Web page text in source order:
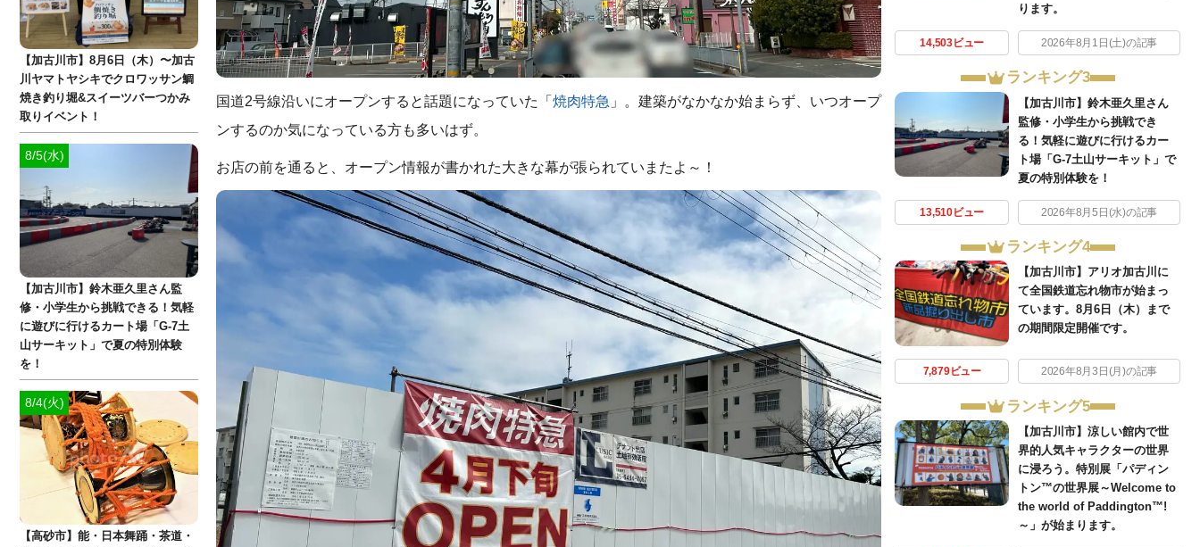
国道2号線沿いにオープンすると話題になっていた「焼肉特急 」。建築がなかなか始まらず、いつオープ
ンするのか気になっている方も多いはず。
お店の前を通ると、オープン情報が書かれた大きな幕が張られていまたよ～！
ります。
14,503ビュー 2026年8月1日(土)の記事
ランキング3
【加古川市】鈴木亜久里さん
監修・小学生から挑戦でき
る！気軽に遊びに行けるカー
ト場「G-7土山サーキット」で
夏の特別体験を！
13,510ビュー 2026年8月5日(水)の記事
ランキング4
【加古川市】アリオ加古川に
て全国鉄道忘れ物市が始まっ
ています。8月6日（木）まで
の期間限定開催です。
7,879ビュー 2026年8月3日(月)の記事
ランキング5
【加古川市】涼しい館内で世
界的人気キャラクターの世界
に浸ろう。特別展「パディン
トン™の世界展～Welcome to
the world of Paddington™!
～」が始まります。
【加古川市】8月6日（木）〜加古
川ヤマトヤシキでクロワッサン鯛
焼き釣り堀&スイーツバーつかみ
取りイベント！
8/5(水)
【加古川市】鈴木亜久里さん監
修・小学生から挑戦できる！気軽
に遊びに行けるカート場「G-7土
山サーキット」で夏の特別体験
を！
8/4(火)
【高砂市】能・日本舞踊・茶道・